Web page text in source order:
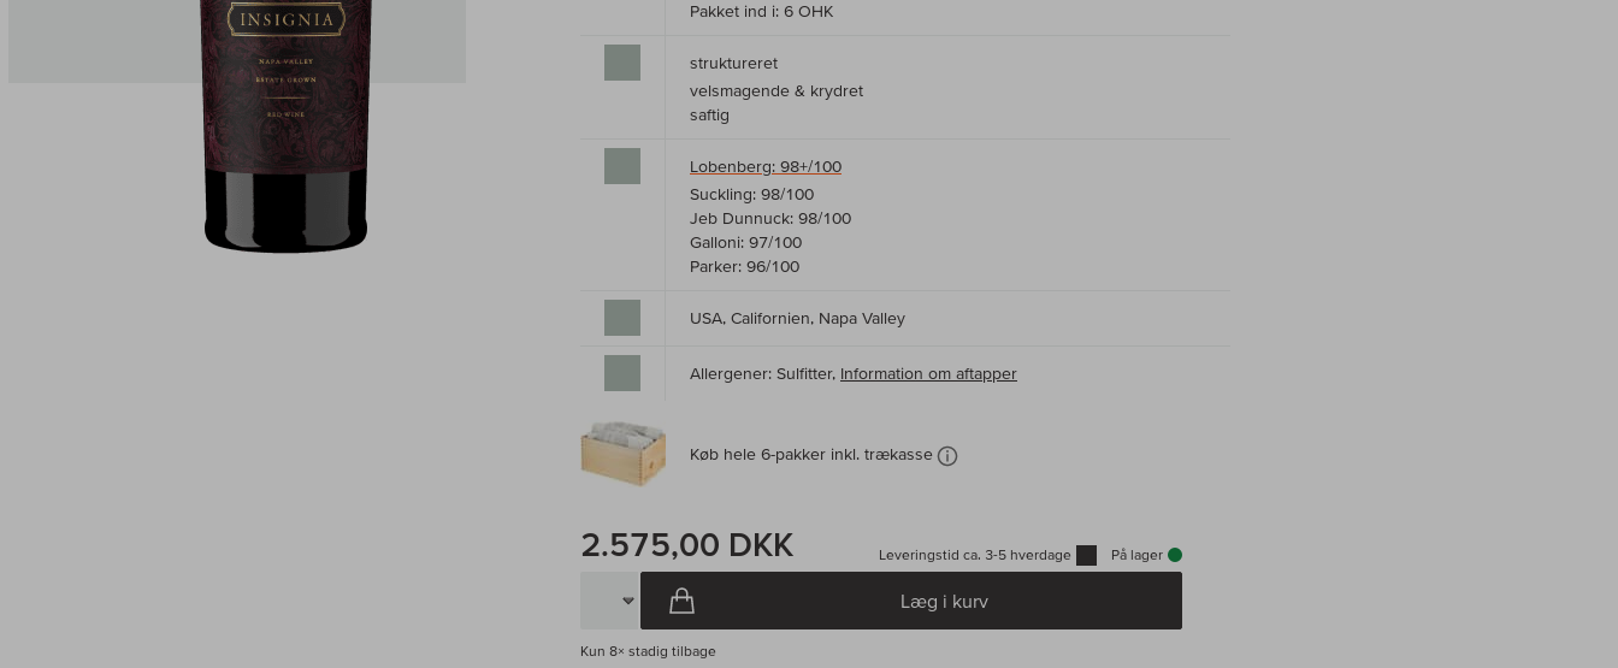
Pakket ind i: 6 OHK
struktureret
velsmagende & krydret
saftig
Lobenberg: 98+/100
Suckling: 98/100
Jeb Dunnuck: 98/100
Galloni: 97/100
Parker: 96/100
USA, Californien, Napa Valley
Allergener: Sulfitter, Information om aftapper
Køb hele 6-pakker inkl. trækasse
2.575,00 DKK Leveringstid ca. 3-5 hverdage På lager
Læg i kurv
Kun 8× stadig tilbage